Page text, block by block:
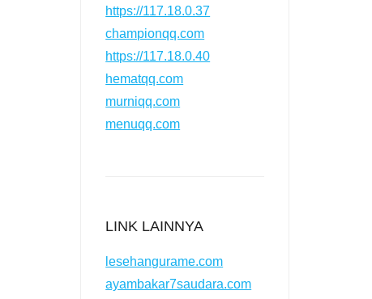
https://117.18.0.37
championqq.com
https://117.18.0.40
hematqq.com
murniqq.com
menuqq.com
LINK LAINNYA
lesehangurame.com
ayambakar7saudara.com